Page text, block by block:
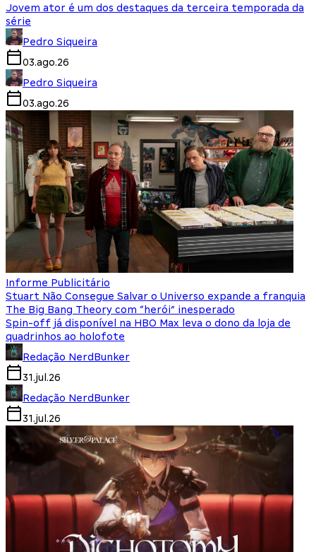
Jovem ator é um dos destaques da terceira temporada da
série
Pedro Siqueira
03.ago.26
Pedro Siqueira
03.ago.26
Informe Publicitário
Stuart Não Consegue Salvar o Universo expande a franquia
The Big Bang Theory com “herói” inesperado
Spin-off já disponível na HBO Max leva o dono da loja de
quadrinhos ao holofote
Redação NerdBunker
31.jul.26
Redação NerdBunker
31.jul.26